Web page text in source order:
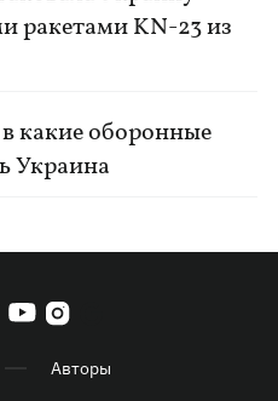
ракетами KN-23 из
какие оборонные
Украина
Авторы